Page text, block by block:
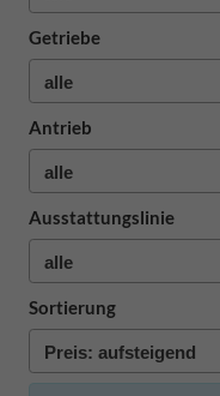
Getriebe
Antrieb
Ausstattungslinie
Sortierung